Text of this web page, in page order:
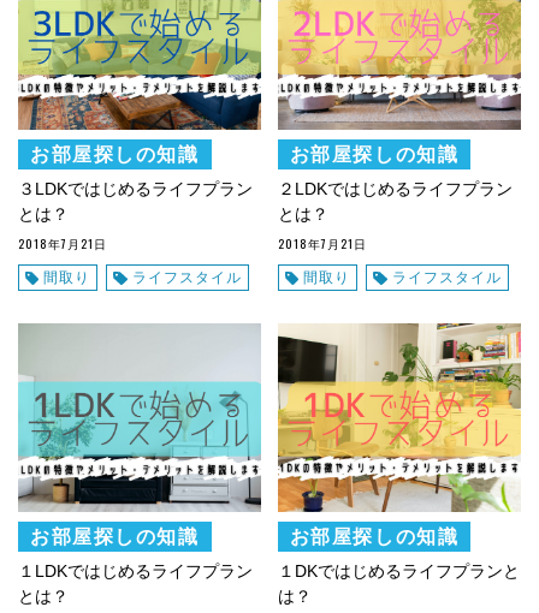
お部屋探しの知識
３LDKではじめるライフプラン
とは？
2018年7月21日
間取り ライフスタイル
お部屋探しの知識
２LDKではじめるライフプラン
とは？
2018年7月21日
間取り ライフスタイル
お部屋探しの知識
１LDKではじめるライフプラン
とは？
お部屋探しの知識
１DKではじめるライフプランと
は？